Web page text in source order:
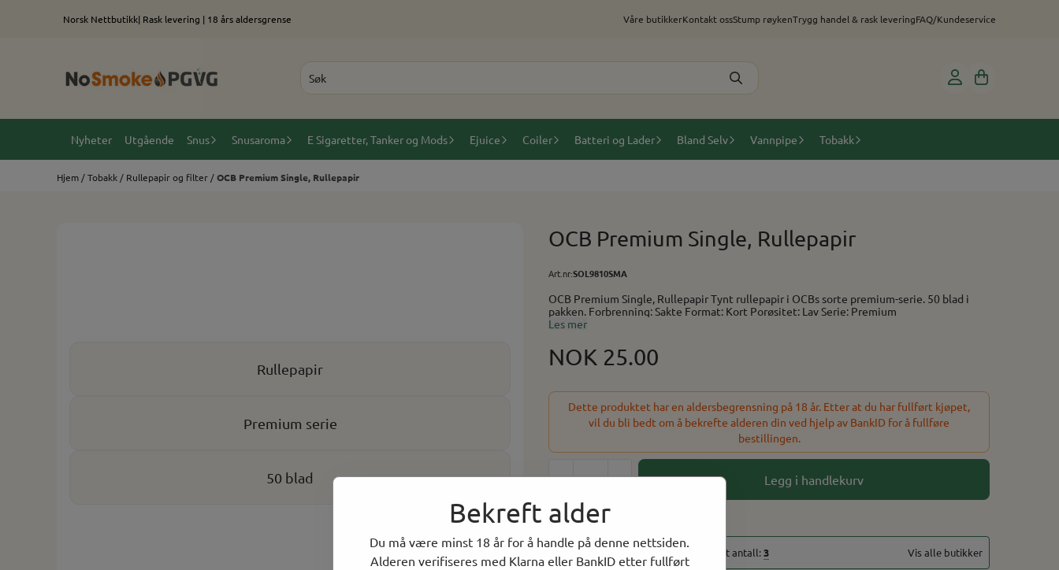
Bekreft alder
Du må være minst 18 år for å handle på denne nettsiden.
Alderen verifiseres med Klarna eller BankID etter fullført
Hopp til innholdNorsk Nettbutikk| Rask levering | 18 års aldersgrense Våre butikkerKontakt ossStump røykenTrygg handel & rask leveringFAQ/Kundeservice
Nyheter Utgående Snus Snusaroma E Sigaretter, Tanker og Mods Ejuice Coiler Batteri og Lader Bland Selv Vannpipe Tobakk
Hjem /Tobakk / Rullepapir og filter /OCB Premium Single, Rullepapir
Rullepapir
Premium serie
50 blad
OCB Premium Single, Rullepapir
Art.nr:SOL9810SMA
OCB Premium Single, Rullepapir Tynt rullepapir i OCBs sorte premium-serie. 50 blad i
pakken. Forbrenning: Sakte Format: Kort Porøsitet: Lav Serie: Premium
Les mer
NOK 25.00
Dette produktet har en aldersbegrensning på 18 år. Etter at du har fullført kjøpet,
vil du bli bedt om å bekrefte alderen din ved hjelp av BankID for å fullføre
bestillingen.
- + Legg i handlekurv
232 På lager
butikker, totalt antall:3 Vis alle butikker